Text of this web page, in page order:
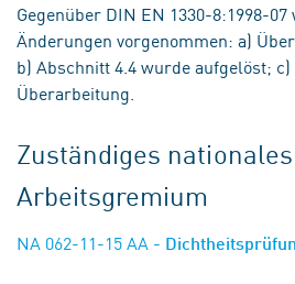
Gegenüber DIN EN 1330-8:1998-
Änderungen vorgenommen: a)
b) Abschnitt 4.4 wurde aufgelöst;
Überarbeitung.
Zuständiges nationales
Arbeitsgremium
NA 062-11-15 AA -